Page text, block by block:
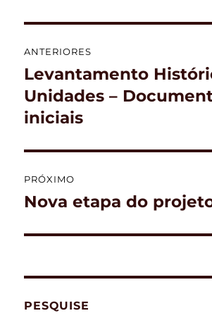
de
Post
ANTERIORES
Post
anterior:
Levantamento
Unidades –
iniciais
PRÓXIMO
Próximo
Nova etapa do
PESQUISE